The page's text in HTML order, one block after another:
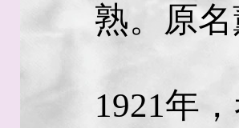
熟。原
1921年